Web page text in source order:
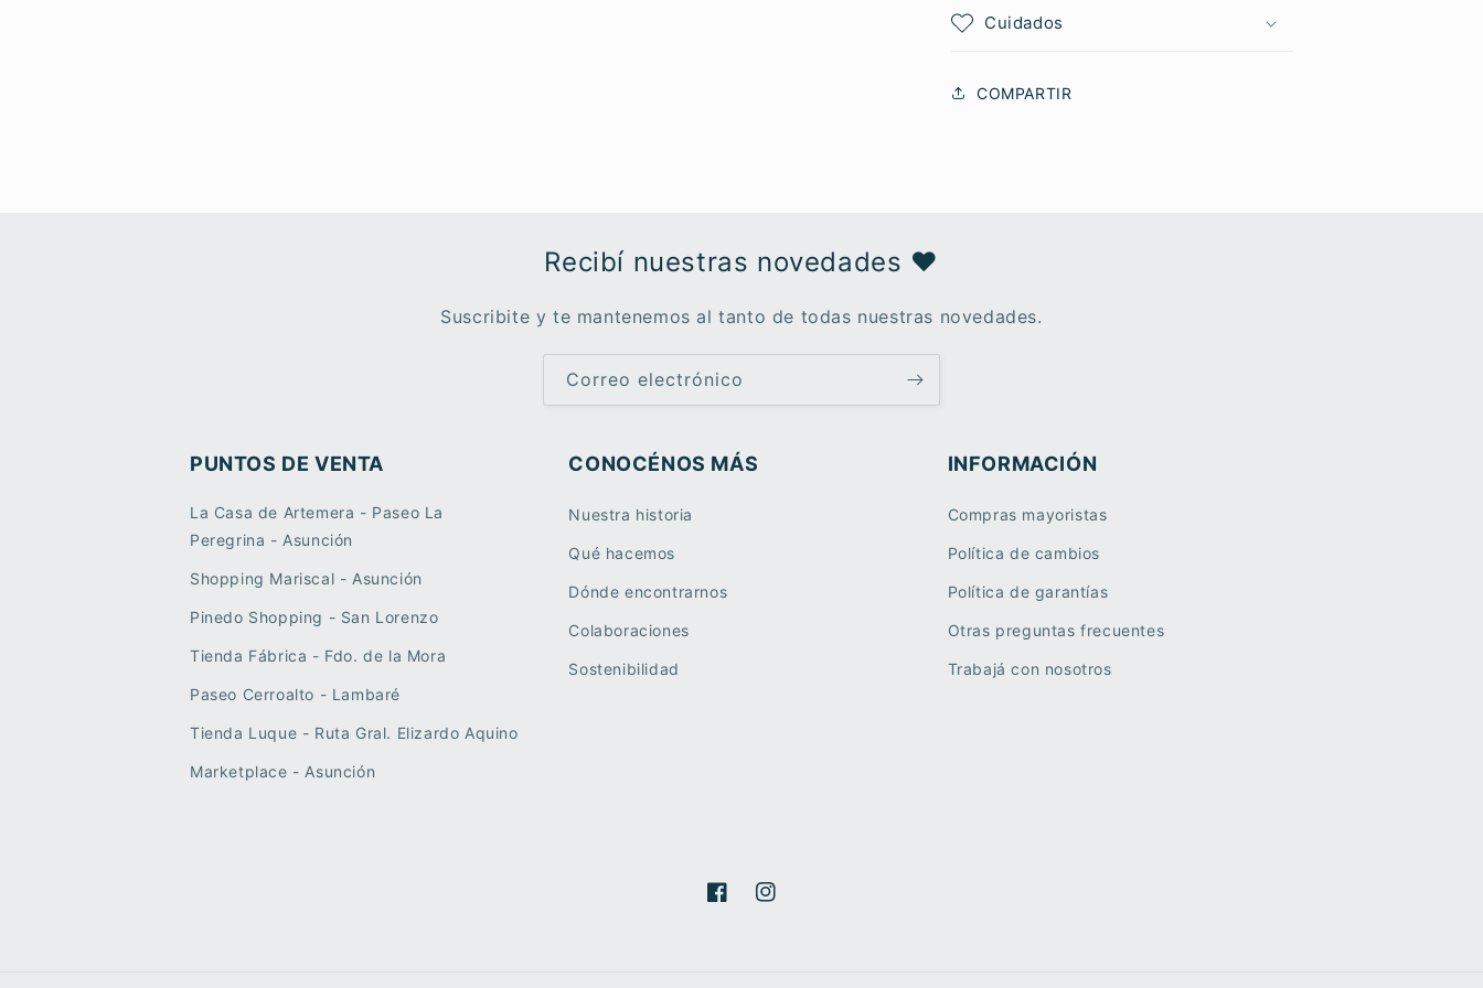
Cuidados
COMPARTIR
Recibí nuestras novedades ♥︎
Suscribite y te mantenemos al tanto de todas nuestras novedades.
Correo electrónico
PUNTOS DE VENTA
La Casa de Artemera - Paseo La
Peregrina - Asunción
Shopping Mariscal - Asunción
Pinedo Shopping - San Lorenzo
Tienda Fábrica - Fdo. de la Mora
Paseo Cerroalto - Lambaré
Tienda Luque - Ruta Gral. Elizardo Aquino
Marketplace - Asunción
CONOCÉNOS MÁS
Nuestra historia
Qué hacemos
Dónde encontrarnos
Colaboraciones
Sostenibilidad
INFORMACIÓN
Compras mayoristas
Política de cambios
Política de garantías
Otras preguntas frecuentes
Trabajá con nosotros
FacebookInstagram